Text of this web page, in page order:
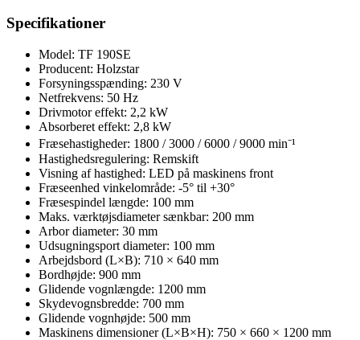
Specifikationer
Model: TF 190SE
Producent: Holzstar
Forsyningsspænding: 230 V
Netfrekvens: 50 Hz
Drivmotor effekt: 2,2 kW
Absorberet effekt: 2,8 kW
Fræsehastigheder: 1800 / 3000 / 6000 / 9000 min⁻¹
Hastighedsregulering: Remskift
Visning af hastighed: LED på maskinens front
Fræseenhed vinkelområde: -5° til +30°
Fræsespindel længde: 100 mm
Maks. værktøjsdiameter sænkbar: 200 mm
Arbor diameter: 30 mm
Udsugningsport diameter: 100 mm
Arbejdsbord (L×B): 710 × 640 mm
Bordhøjde: 900 mm
Glidende vognlængde: 1200 mm
Skydevognsbredde: 700 mm
Glidende vognhøjde: 500 mm
Maskinens dimensioner (L×B×H): 750 × 660 × 1200 mm